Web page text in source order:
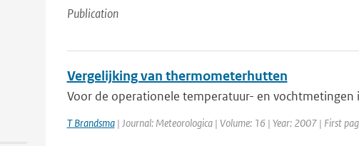
Publication
Vergelijking van thermometerhutten
Voor de operationele temperatuur- en
T Brandsma| Journal: Meteorologica | Volume: 16 | Year: 2007 | First